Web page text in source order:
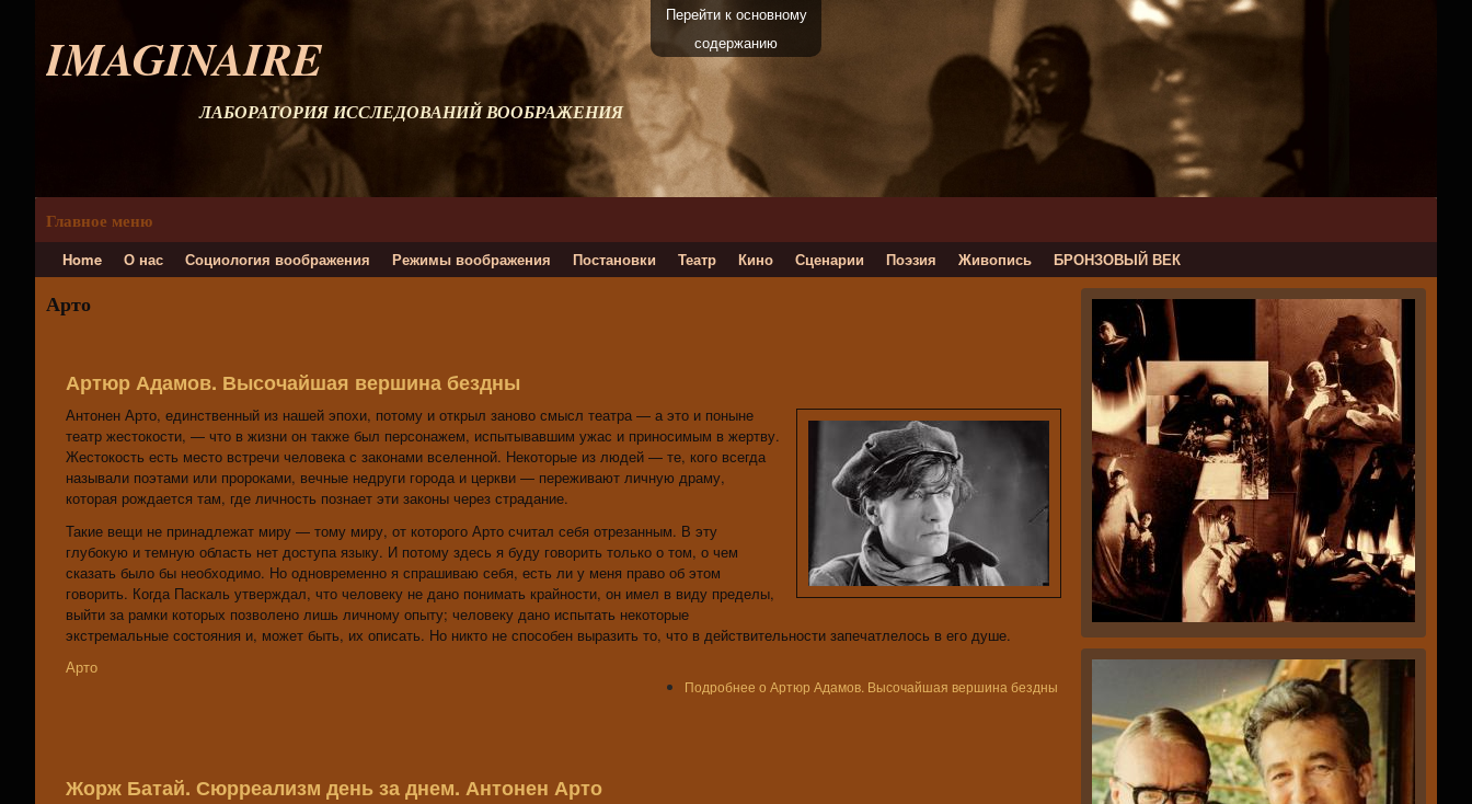
Перейти к основному
содержанию
IMAGINAIRE
ЛАБОРАТОРИЯ ИССЛЕДОВАНИЙ ВООБРАЖЕНИЯ
Главное меню
Home О нас Социология воображения Режимы воображения Постановки Театр Кино Сценарии Поэзия Живопись БРОНЗОВЫЙ ВЕК
Арто
Артюр Адамов. Высочайшая вершина бездны
Антонен Арто, единственный из нашей эпохи, потому и открыл заново смысл театра — а это и поныне
театр жестокости, — что в жизни он также был персонажем, испытывавшим ужас и приносимым в жертву.
Жестокость есть место встречи человека с законами вселенной. Некоторые из людей — те, кого всегда
называли поэтами или пророками, вечные недруги города и церкви — переживают личную драму,
которая рождается там, где личность познает эти законы через страдание.
Такие вещи не принадлежат миру — тому миру, от которого Арто считал себя отрезанным. В эту
глубокую и темную область нет доступа языку. И потому здесь я буду говорить только о том, о чем
сказать было бы необходимо. Но одновременно я спрашиваю себя, есть ли у меня право об этом
говорить. Когда Паскаль утверждал, что человеку не дано понимать крайности, он имел в виду пределы,
выйти за рамки которых позволено лишь личному опыту; человеку дано испытать некоторые
экстремальные состояния и, может быть, их описать. Но никто не способен выразить то, что в действительности запечатлелось в его душе.
Арто
Подробнее о Артюр Адамов. Высочайшая вершина бездны
Жорж Батай. Сюрреализм день за днем. Антонен Арто